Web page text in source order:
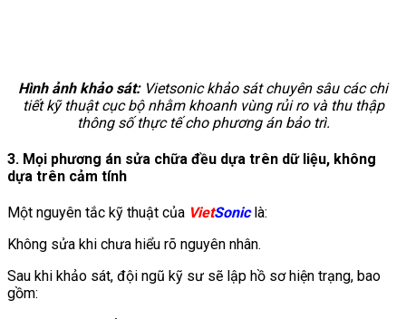
Hình ảnh khảo sát:Vietsonic khảo sát chuyên sâu các chi
tiết kỹ thuật cục bộ nhằm khoanh vùng rủi ro và thu thập
thông số thực tế cho phương án bảo trì.
3. Mọi phương án sửa chữa đều dựa trên dữ liệu, không
dựa trên cảm tính
Một nguyên tắc kỹ thuật của VietSonic là:
Không sửa khi chưa hiểu rõ nguyên nhân.
Sau khi khảo sát, đội ngũ kỹ sư sẽ lập hồ sơ hiện trạng, bao
gồm: